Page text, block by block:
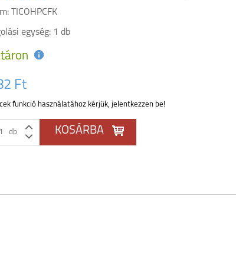
TICOHPCFK
egység: 1 db
Ft
funkció használatához kérjük, jelentkezzen be!
db